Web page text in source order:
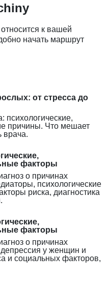
к вашей
начать маршрут
от стресса до
психологические,
причины. Что мешает
врача.
факторы
о причинах
психологические
риска, диагностика
факторы
о причинах
у женщин и
и социальных факторов,